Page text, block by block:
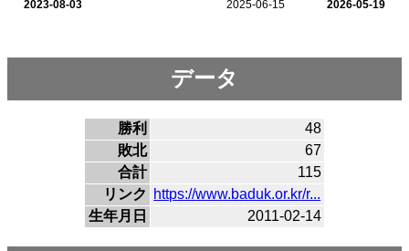
2025-06-15
2023-08-03 2026-05-19
データ
勝利
48
敗北
67
合計
115
リンク
https://www.baduk.or.kr/r...
生年月日
2011-02-14